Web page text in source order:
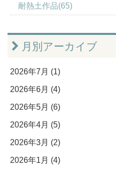
耐熱土作品(65)
月別アーカイブ
2026年7月 (1)
2026年6月 (4)
2026年5月 (6)
2026年4月 (5)
2026年3月 (2)
2026年1月 (4)